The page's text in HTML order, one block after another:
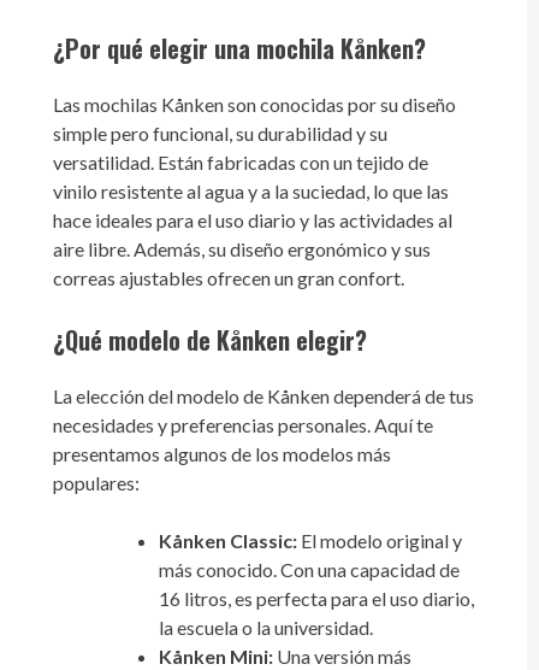
¿Por qué elegir una mochila Kånken?
Las mochilas Kånken son conocidas por su diseño
simple pero funcional, su durabilidad y su
versatilidad. Están fabricadas con un tejido de
vinilo resistente al agua y a la suciedad, lo que las
hace ideales para el uso diario y las actividades al
aire libre. Además, su diseño ergonómico y sus
correas ajustables ofrecen un gran confort.
¿Qué modelo de Kånken elegir?
La elección del modelo de Kånken dependerá de tus
necesidades y preferencias personales. Aquí te
presentamos algunos de los modelos más
populares:
Kånken Classic:El modelo original y
más conocido. Con una capacidad de
16 litros, es perfecta para el uso diario,
la escuela o la universidad.
Kånken Mini:Una versión más